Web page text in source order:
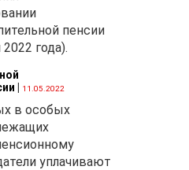
пенсии
года).
11.05.2022
в особых
уплачивают